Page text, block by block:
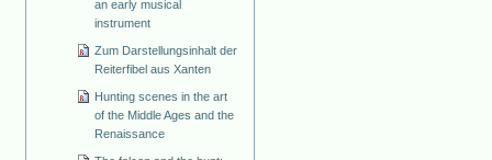
an early musical
instrument
Zum Darstellungsinhalt der
Reiterfibel aus Xanten
Hunting scenes in the art
of the Middle Ages and the
Renaissance